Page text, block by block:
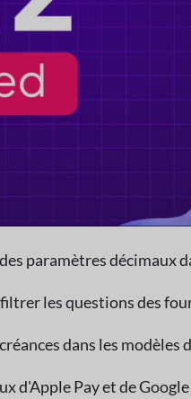
paramètres décimaux
les questions des
dans les modèles
Pay et de